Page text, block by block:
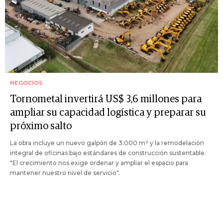
NEGOCIOS
Tornometal invertirá US$ 3,6 millones para
ampliar su capacidad logística y preparar su
próximo salto
La obra incluye un nuevo galpón de 3.000 m² y la remodelación
integral de oficinas bajo estándares de construcción sustentable.
"El crecimiento nos exige ordenar y ampliar el espacio para
mantener nuestro nivel de servicio".